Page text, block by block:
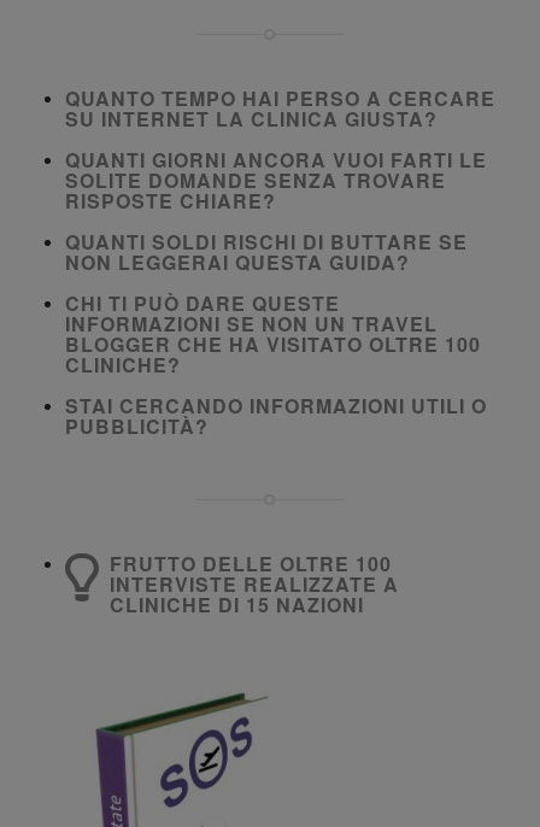
QUANTO TEMPO HAI PERSO A CERCARE
SU INTERNET LA CLINICA GIUSTA?
QUANTI GIORNI ANCORA VUOI FARTI LE
SOLITE DOMANDE SENZA TROVARE
RISPOSTE CHIARE?
QUANTI SOLDI RISCHI DI BUTTARE SE
NON LEGGERAI QUESTA GUIDA?
CHI TI PUÒ DARE QUESTE
INFORMAZIONI SE NON UN TRAVEL
BLOGGER CHE HA VISITATO OLTRE 100
CLINICHE?
STAI CERCANDO INFORMAZIONI UTILI O
PUBBLICITÀ?
FRUTTO DELLE OLTRE 100
INTERVISTE REALIZZATE A
CLINICHE DI 15 NAZIONI